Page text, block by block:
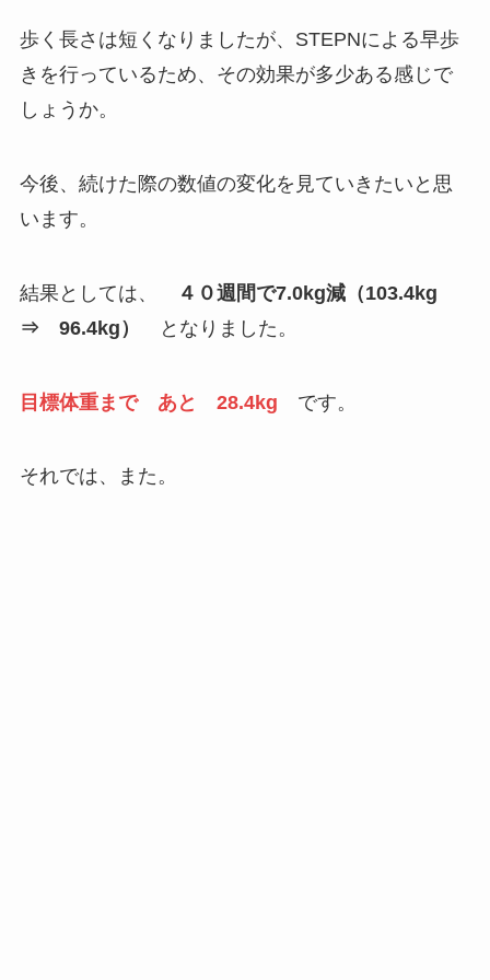
歩く長さは短くなりましたが、STEPNによる早歩
きを行っているため、その効果が多少ある感じで
しょうか。
今後、続けた際の数値の変化を見ていきたいと思
います。
結果としては、
４０週間で7.0kg減（103.4kg
⇒ 96.4kg）
となりました。
目標体重まで あと 28.4kg です。
それでは、また。